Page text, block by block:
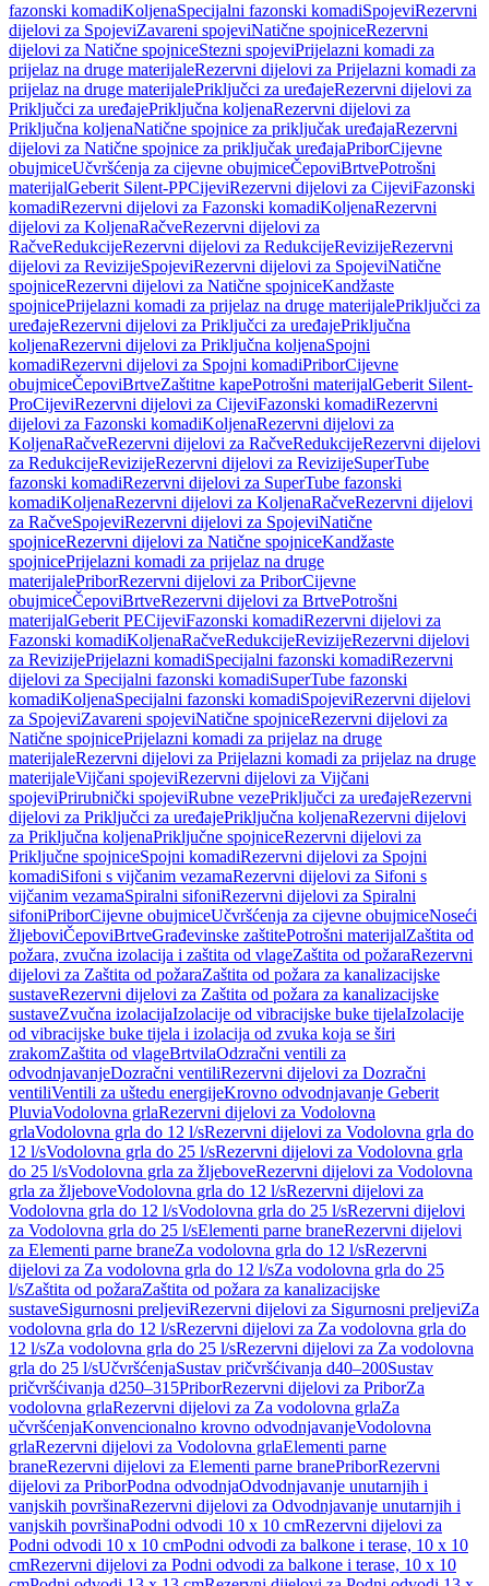
fazonski komadiKoljenaSpecijalni fazonski komadiSpojeviRezervni
dijelovi za SpojeviZavareni spojeviNatične spojniceRezervni
dijelovi za Natične spojniceStezni spojeviPrijelazni komadi za
prijelaz na druge materijaleRezervni dijelovi za Prijelazni komadi za
prijelaz na druge materijalePriključci za uređajeRezervni dijelovi za
Priključci za uređajePriključna koljenaRezervni dijelovi za
Priključna koljenaNatične spojnice za priključak uređajaRezervni
dijelovi za Natične spojnice za priključak uređajaPriborCijevne
obujmiceUčvršćenja za cijevne obujmiceČepoviBrtvePotrošni
materijalGeberit Silent-PPCijeviRezervni dijelovi za CijeviFazonski
komadiRezervni dijelovi za Fazonski komadiKoljenaRezervni
dijelovi za KoljenaRačveRezervni dijelovi za
RačveRedukcijeRezervni dijelovi za RedukcijeRevizijeRezervni
dijelovi za RevizijeSpojeviRezervni dijelovi za SpojeviNatične
spojniceRezervni dijelovi za Natične spojniceKandžaste
spojnicePrijelazni komadi za prijelaz na druge materijalePriključci za
uređajeRezervni dijelovi za Priključci za uređajePriključna
koljenaRezervni dijelovi za Priključna koljenaSpojni
komadiRezervni dijelovi za Spojni komadiPriborCijevne
obujmiceČepoviBrtveZaštitne kapePotrošni materijalGeberit Silent-
ProCijeviRezervni dijelovi za CijeviFazonski komadiRezervni
dijelovi za Fazonski komadiKoljenaRezervni dijelovi za
KoljenaRačveRezervni dijelovi za RačveRedukcijeRezervni dijelovi
za RedukcijeRevizijeRezervni dijelovi za RevizijeSuperTube
fazonski komadiRezervni dijelovi za SuperTube fazonski
komadiKoljenaRezervni dijelovi za KoljenaRačveRezervni dijelovi
za RačveSpojeviRezervni dijelovi za SpojeviNatične
spojniceRezervni dijelovi za Natične spojniceKandžaste
spojnicePrijelazni komadi za prijelaz na druge
materijalePriborRezervni dijelovi za PriborCijevne
obujmiceČepoviBrtveRezervni dijelovi za BrtvePotrošni
materijalGeberit PECijeviFazonski komadiRezervni dijelovi za
Fazonski komadiKoljenaRačveRedukcijeRevizijeRezervni dijelovi
za RevizijePrijelazni komadiSpecijalni fazonski komadiRezervni
dijelovi za Specijalni fazonski komadiSuperTube fazonski
komadiKoljenaSpecijalni fazonski komadiSpojeviRezervni dijelovi
za SpojeviZavareni spojeviNatične spojniceRezervni dijelovi za
Natične spojnicePrijelazni komadi za prijelaz na druge
materijaleRezervni dijelovi za Prijelazni komadi za prijelaz na druge
materijaleVijčani spojeviRezervni dijelovi za Vijčani
spojeviPrirubnički spojeviRubne vezePriključci za uređajeRezervni
dijelovi za Priključci za uređajePriključna koljenaRezervni dijelovi
za Priključna koljenaPriključne spojniceRezervni dijelovi za
Priključne spojniceSpojni komadiRezervni dijelovi za Spojni
komadiSifoni s vijčanim vezamaRezervni dijelovi za Sifoni s
vijčanim vezamaSpiralni sifoniRezervni dijelovi za Spiralni
sifoniPriborCijevne obujmiceUčvršćenja za cijevne obujmiceNoseći
žljeboviČepoviBrtveGrađevinske zaštitePotrošni materijalZaštita od
požara, zvučna izolacija i zaštita od vlageZaštita od požaraRezervni
dijelovi za Zaštita od požaraZaštita od požara za kanalizacijske
sustaveRezervni dijelovi za Zaštita od požara za kanalizacijske
sustaveZvučna izolacijaIzolacije od vibracijske buke tijelaIzolacije
od vibracijske buke tijela i izolacija od zvuka koja se širi
zrakomZaštita od vlageBrtvilaOdzračni ventili za
odvodnjavanjeDozračni ventiliRezervni dijelovi za Dozračni
ventiliVentili za uštedu energijeKrovno odvodnjavanje Geberit
PluviaVodolovna grlaRezervni dijelovi za Vodolovna
grlaVodolovna grla do 12 l/sRezervni dijelovi za Vodolovna grla do
12 l/sVodolovna grla do 25 l/sRezervni dijelovi za Vodolovna grla
do 25 l/sVodolovna grla za žljeboveRezervni dijelovi za Vodolovna
grla za žljeboveVodolovna grla do 12 l/sRezervni dijelovi za
Vodolovna grla do 12 l/sVodolovna grla do 25 l/sRezervni dijelovi
za Vodolovna grla do 25 l/sElementi parne braneRezervni dijelovi
za Elementi parne braneZa vodolovna grla do 12 l/sRezervni
dijelovi za Za vodolovna grla do 12 l/sZa vodolovna grla do 25
l/sZaštita od požaraZaštita od požara za kanalizacijske
sustaveSigurnosni preljeviRezervni dijelovi za Sigurnosni preljeviZa
vodolovna grla do 12 l/sRezervni dijelovi za Za vodolovna grla do
12 l/sZa vodolovna grla do 25 l/sRezervni dijelovi za Za vodolovna
grla do 25 l/sUčvršćenjaSustav pričvršćivanja d40–200Sustav
pričvršćivanja d250–315PriborRezervni dijelovi za PriborZa
vodolovna grlaRezervni dijelovi za Za vodolovna grlaZa
učvršćenjaKonvencionalno krovno odvodnjavanjeVodolovna
grlaRezervni dijelovi za Vodolovna grlaElementi parne
braneRezervni dijelovi za Elementi parne branePriborRezervni
dijelovi za PriborPodna odvodnjaOdvodnjavanje unutarnjih i
vanjskih površinaRezervni dijelovi za Odvodnjavanje unutarnjih i
vanjskih površinaPodni odvodi 10 x 10 cmRezervni dijelovi za
Podni odvodi 10 x 10 cmPodni odvodi za balkone i terase, 10 x 10
cmRezervni dijelovi za Podni odvodi za balkone i terase, 10 x 10